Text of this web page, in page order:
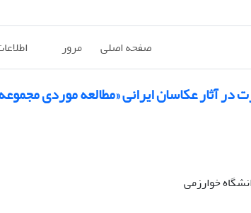
صفحه اصلی مرور
در آثار عکاسان ایرانی «مطالعه موردی
خوارزمی